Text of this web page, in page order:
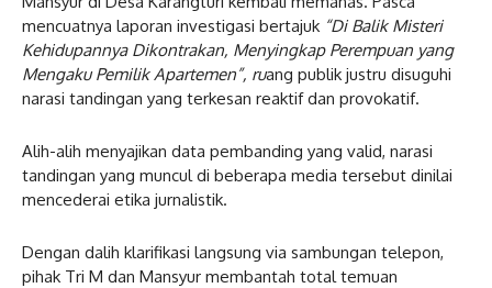
mencuatnya laporan investigasi bertajuk “Di Balik Misteri
Kehidupannya Dikontrakan, Menyingkap Perempuan yang
Mengaku Pemilik Apartemen”, ruang publik justru disuguhi
narasi tandingan yang terkesan reaktif dan provokatif.
​Alih-alih menyajikan data pembanding yang valid, narasi
tandingan yang muncul di beberapa media tersebut dinilai
mencederai etika jurnalistik.
Dengan dalih klarifikasi langsung via sambungan telepon,
pihak Tri M dan Mansyur membantah total temuan